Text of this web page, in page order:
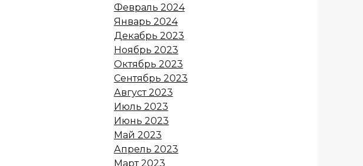
Февраль 2024
Январь 2024
Декабрь 2023
Ноябрь 2023
Октябрь 2023
Сентябрь 2023
Август 2023
Июль 2023
Июнь 2023
Май 2023
Апрель 2023
Март 2023